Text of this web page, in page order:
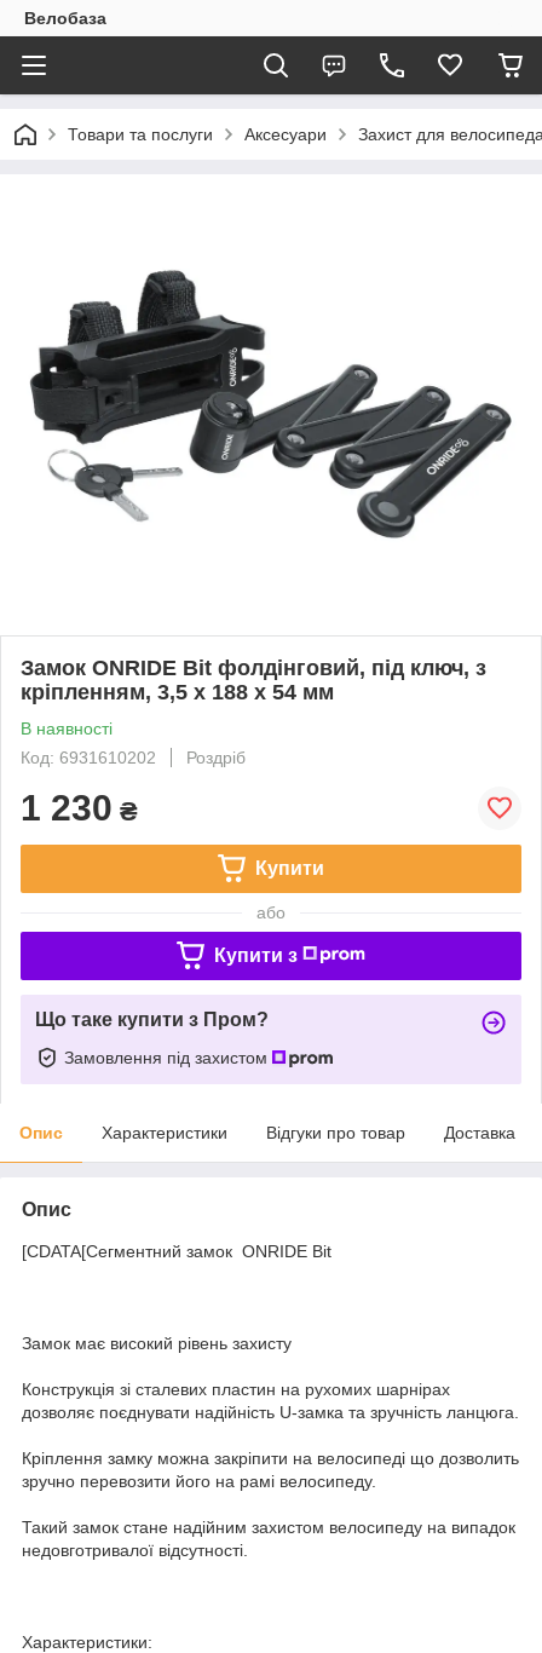
Велобаза
Товари та послуги Аксесуари Захист для
Замок ONRIDE Bit фолдінговий, під ключ, з
кріпленням, 3,5 х 188 х 54 мм
В наявності
Код: 6931610202
Роздріб
1 230 ₴
Купити
або
Купити з
Що таке купити з Пром?
Замовлення під захистом
Опис Характеристики Відгуки про товар Доставка
Опис
[CDATA[Сегментний замок ONRIDE Bit
Замок має високий рівень захисту
Конструкція зі сталевих пластин на рухомих шарнірах
дозволяє поєднувати надійність U-замка та зручність ланцюга.
Кріплення замку можна закріпити на велосипеді що дозволить
зручно перевозити його на рамі велосипеду.
Такий замок стане надійним захистом велосипеду на випадок
недовготривалої відсутності.
Характеристики: